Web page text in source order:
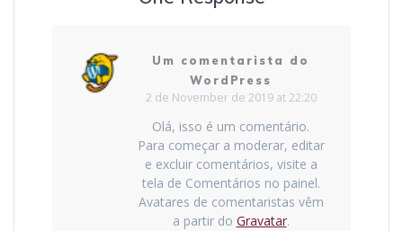
Um comentarista do
WordPress
2 de November de 2019 at 22:20
Olá, isso é um comentário.
Para começar a moderar, editar
e excluir comentários, visite a
tela de Comentários no painel.
Avatares de comentaristas vêm
a partir do Gravatar.